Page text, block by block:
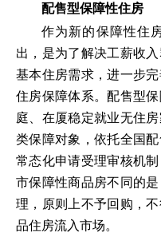
配售型保障性住房
作为新的保障性住
出，是为了解决工薪收
基本住房需求，进一步
住房保障体系。配售型
庭、在厦稳定就业无住
类保障对象，依托全国
常态化申请受理审核机
市保障性商品房不同的
理，原则上不予回购，
品住房流入市场。